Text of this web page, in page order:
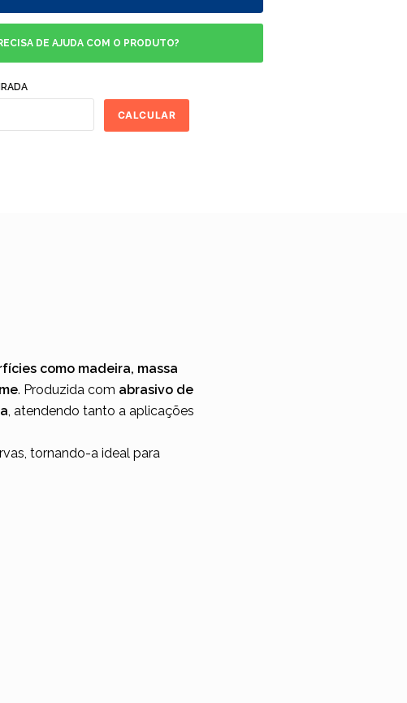
DE AJUDA COM O PRODUTO?
CALCULAR
como madeira, massa
. Produzida com abrasivo de
, atendendo tanto a aplicações
tornando-a ideal para